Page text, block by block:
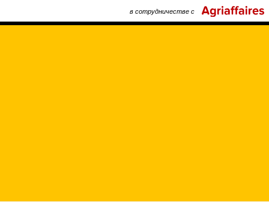
в сотрудничестве с